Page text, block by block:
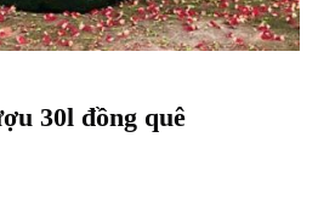
30l đồng quê